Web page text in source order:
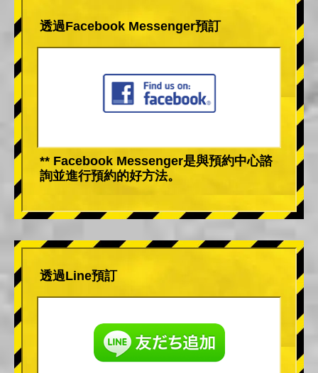
透過Facebook Messenger預訂
** Facebook Messenger是與預約中心諮
詢並進行預約的好方法。
透過Line預訂